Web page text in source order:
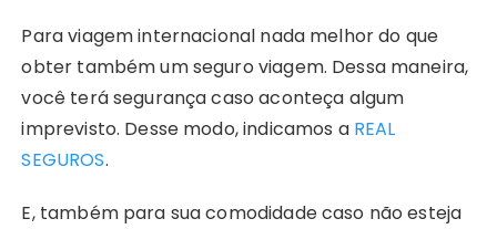
Para viagem internacional nada melhor do que
obter também um seguro viagem. Dessa maneira,
você terá segurança caso aconteça algum
imprevisto. Desse modo, indicamos aREAL
SEGUROS.
E, também para sua comodidade caso não esteja